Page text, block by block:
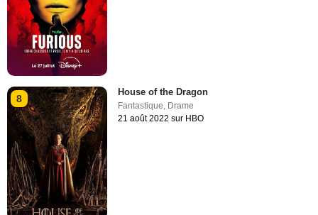
8
House of the Dragon
Fantastique, Drame
21 août 2022 sur HBO